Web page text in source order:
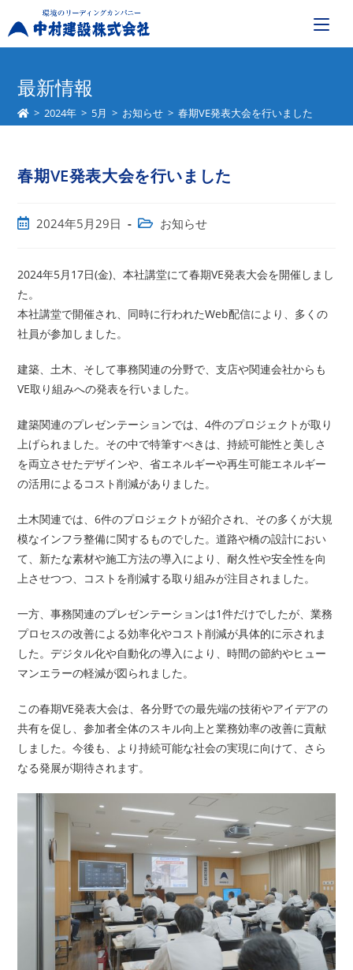
最新情報
> 2024年 > 5月 > お知らせ > 春期VE発表大会を行いました
春期VE発表大会を行いました
投
開
日:
2024年5月29日
投
テ
リ
ー:
お知らせ
2024年5月17日(金)、本社講堂にて春期VE発表大会を開催しまし
た。
本社講堂で開催され、同時に行われたWeb配信により、多くの
社員が参加しました。
建築、土木、そして事務関連の分野で、支店や関連会社からも
VE取り組みへの発表を行いました。
建築関連のプレゼンテーションでは、4件のプロジェクトが取り
上げられました。その中で特筆すべきは、持続可能性と美しさ
を両立させたデザインや、省エネルギーや再生可能エネルギー
の活用によるコスト削減がありました。
土木関連では、6件のプロジェクトが紹介され、その多くが大規
模なインフラ整備に関するものでした。道路や橋の設計におい
て、新たな素材や施工方法の導入により、耐久性や安全性を向
上させつつ、コストを削減する取り組みが注目されました。
一方、事務関連のプレゼンテーションは1件だけでしたが、業務
プロセスの改善による効率化やコスト削減が具体的に示されま
した。デジタル化や自動化の導入により、時間の節約やヒュー
マンエラーの軽減が図られました。
この春期VE発表大会は、各分野での最先端の技術やアイデアの
共有を促し、参加者全体のスキル向上と業務効率の改善に貢献
しました。今後も、より持続可能な社会の実現に向けて、さら
なる発展が期待されます。